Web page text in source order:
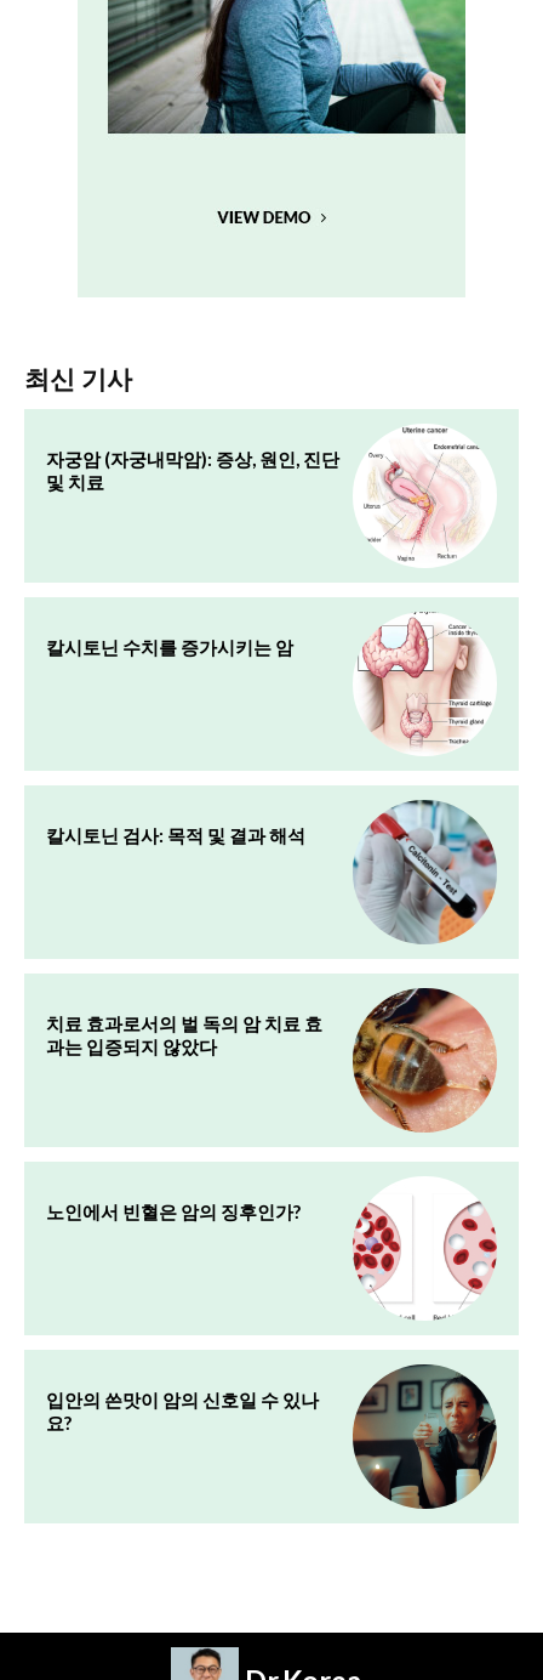
최신 기사
자궁암 (자궁내막암): 증상, 원인, 진단
및 치료
칼시토닌 수치를 증가시키는 암
칼시토닌 검사: 목적 및 결과 해석
치료 효과로서의 벌 독의 암 치료 효
과는 입증되지 않았다
노인에서 빈혈은 암의 징후인가?
입안의 쓴맛이 암의 신호일 수 있나
요?